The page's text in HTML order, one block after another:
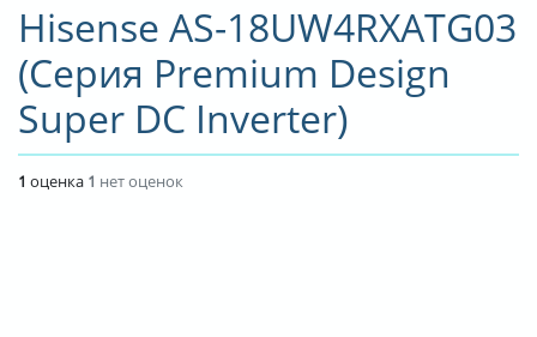
УСЛУГИ
БИБЛИОТЕКА
НОВОСТИ
КОНТАКТЫ
Hisense AS-18UW4RXATG03
(Серия Premium Design
Super DC Inverter)
1 оценка 1 нет оценок